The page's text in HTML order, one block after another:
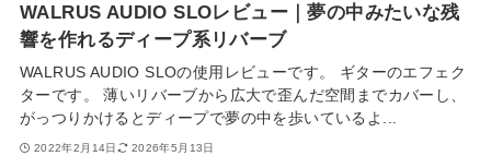
WALRUS AUDIO SLOレビュー｜夢の中みたいな残
響を作れるディープ系リバーブ
WALRUS AUDIO SLOの使用レビューです。 ギターのエフェク
ターです。 薄いリバーブから広大で歪んだ空間までカバーし、
がっつりかけるとディープで夢の中を歩いているよ...
2022年2月14日 2026年5月13日